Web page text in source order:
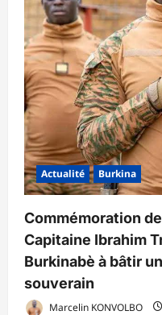
Actualité Burkina
Commémoration
Capitaine Ibrahim
Burkinabè à bâtir
souverain
Marcelin KONVOLBO